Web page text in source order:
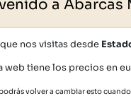
a Abarcas
nos visitas desde
web tiene los precios en
volver a cambiar esto